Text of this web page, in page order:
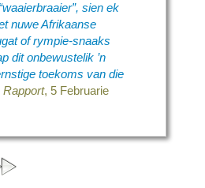
sien ek
nuwe Afrikaanse
of rympie-snaaks
dit onbewustelik ’n
toekoms van die
Rapport, 5 Februarie